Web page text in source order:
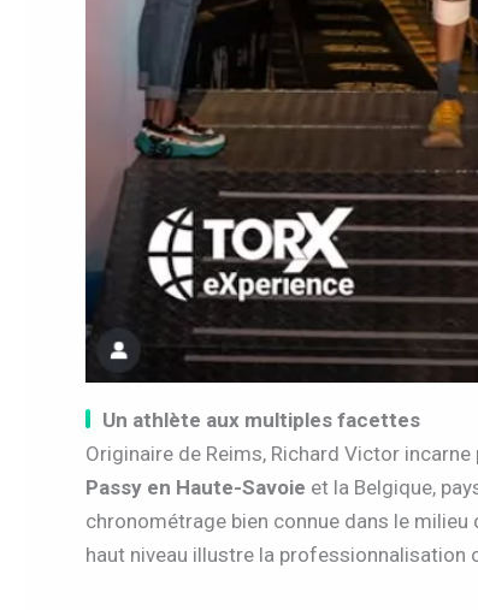
Un athlète aux multiples facettes
Originaire de Reims, Richard Victor
Passy en Haute-Savoie et la Belgique,
chronométrage bien connue dans le milieu
haut niveau illustre la professionnalisation